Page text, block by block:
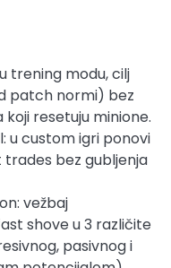
trening modu, cilj
patch normi) bez
resetuju minione.
u custom igri ponovi
bez gubljenja
vežbaj
shove u 3 različite
pasivnog i